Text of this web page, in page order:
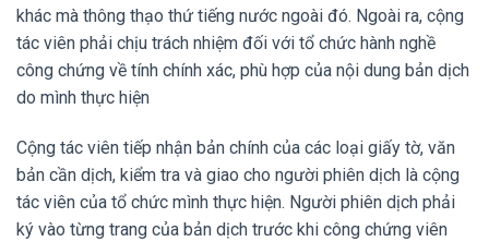
khác mà thông thạo thứ tiếng nước ngoài đó. Ngoài ra, cộng
tác viên phải chịu trách nhiệm đối với tổ chức hành nghề
công chứng về tính chính xác, phù hợp của nội dung bản dịch
do mình thực hiện
Cộng tác viên tiếp nhận bản chính của các loại giấy tờ, văn
bản cần dịch, kiểm tra và giao cho người phiên dịch là cộng
tác viên của tổ chức mình thực hiện. Người phiên dịch phải
ký vào từng trang của bản dịch trước khi công chứng viên